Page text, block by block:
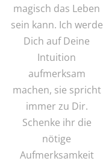
magisch das Leben
sein kann. Ich werde
Dich auf Deine
Intuition
aufmerksam
machen, sie spricht
immer zu Dir.
Schenke ihr die
nötige
Aufmerksamkeit